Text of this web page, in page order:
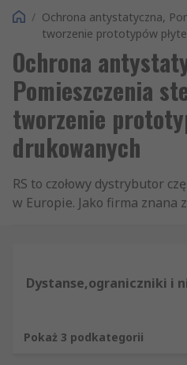
/ Ochrona antystatyczna,
tworzenie prototypów
Ochrona
Pomieszczenia
tworzenie
drukowanych
RS to czołowy dystrybutor
w Europie. Jako firma znana
W naszej ofercie znajdują
produktów - wszystkie
konkurencyjnych cenach.
zarówno nasze produkty,
zapewnia nam poważanie w
Dystanse,ograniczniki i
Pokaż 3 podkategorii